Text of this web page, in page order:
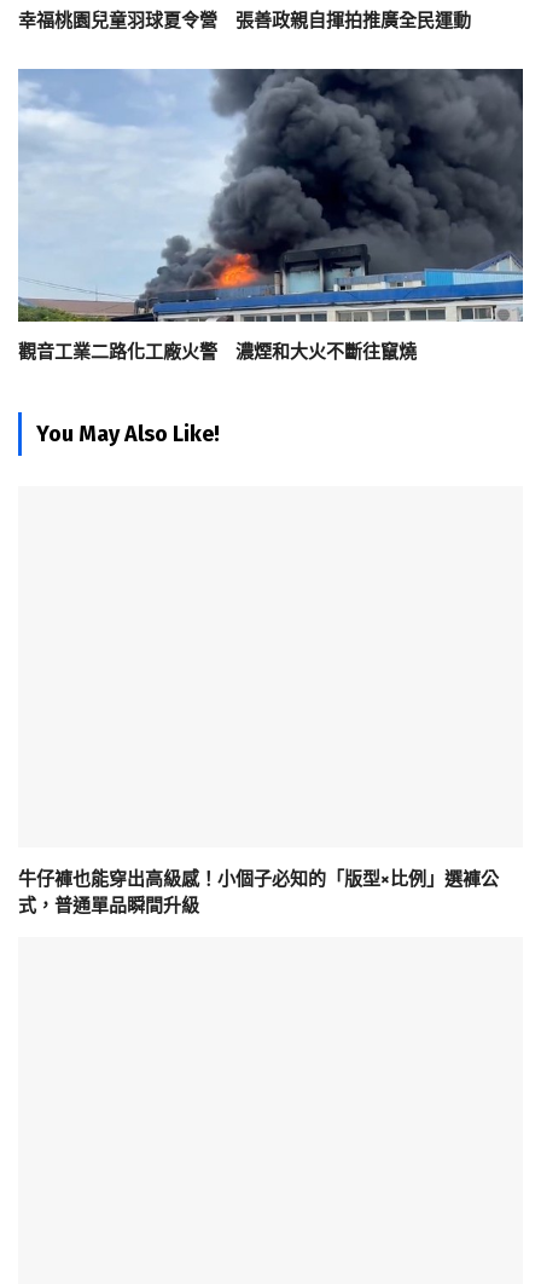
幸福桃園兒童羽球夏令營 張善政親自揮拍推廣全民運動
觀音工業二路化工廠火警 濃煙和大火不斷往竄燒
You May Also Like!
牛仔褲也能穿出高級感！小個子必知的「版型×比例」選褲公
式，普通單品瞬間升級